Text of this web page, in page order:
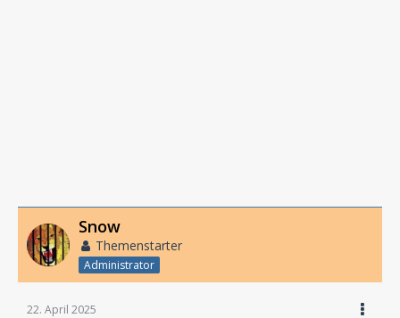
Snow
Themenstarter
Administrator
22. April 2025